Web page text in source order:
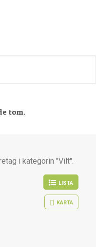
tom.
i kategorin "Vilt".
LISTA
KARTA